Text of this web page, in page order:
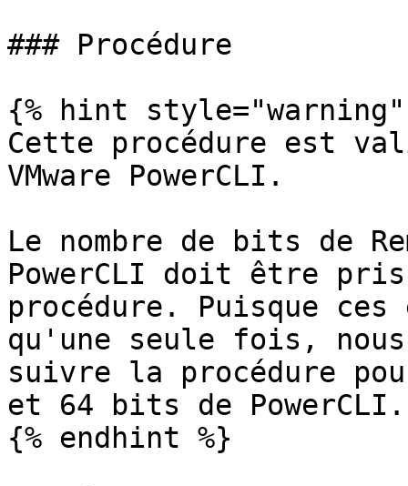
### Procédure
{% hint style="warning"
Cette procédure est
VMware PowerCLI.
Le nombre de bits de
PowerCLI doit être
procédure. Puisque
qu'une seule fois, nous
suivre la procédure
et 64 bits de PowerCLI.
{% endhint %}